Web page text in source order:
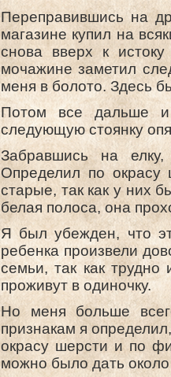
Переправившись на
магазине купил на
снова вверх к
мочажине заметил
меня в болото. Здесь
Потом все дальше и
следующую стоянку
Забравшись на
Определил по
старые, так как у них
белая полоса, она
Я был убежден, что
ребенка произвели
семьи, так как
проживут в одиночку.
Но меня больше
признакам я
окрасу шерсти и по
можно было дать около